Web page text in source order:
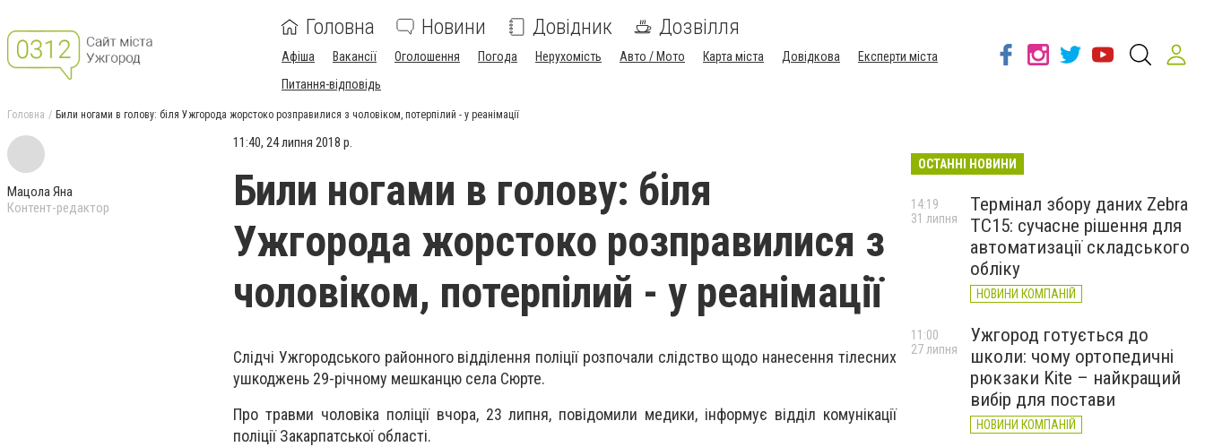
Головна Новини Довідник Дозвілля
Афіша Вакансії Оголошення Погода Нерухомість Авто / Мото Карта міста Довідкова
Експерти міста
Питання-відповідь
Головна Били ногами в голову: біля Ужгорода жорстоко розправилися з чоловіком, потерпілий - у реанімації
Мацола Яна
Контент-редактор
11:40, 24 липня 2018 р.
Били ногами в голову: біля
Ужгорода жорстоко розправилися з
чоловіком, потерпілий - у реанімації
Слідчі Ужгородського районного відділення поліції розпочали слідство щодо нанесення тілесних
ушкоджень 29-річному мешканцю села Сюрте.
Про травми чоловіка поліції вчора, 23 липня, повідомили медики, інформує відділ комунікації
поліції Закарпатської області.
ОСТАННІ НОВИНИ
Термінал збору даних Zebra
TC15: сучасне рішення для
автоматизації складського
обліку
НОВИНИ КОМПАНІЙ
14:19
31 липня
Ужгород готується до
школи: чому ортопедичні
рюкзаки Kite – найкращий
вибір для постави
НОВИНИ КОМПАНІЙ
11:00
27 липня